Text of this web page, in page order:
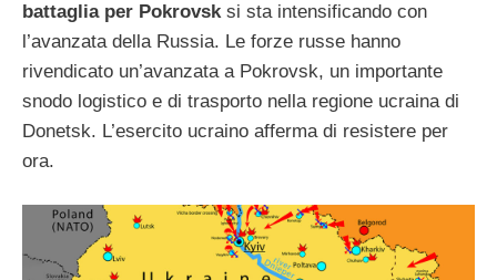
battaglia per Pokrovsksi sta intensificando con
l’avanzata della Russia. Le forze russe hanno
rivendicato un’avanzata a Pokrovsk, un importante
snodo logistico e di trasporto nella regione ucraina di
Donetsk. L’esercito ucraino afferma di resistere per
ora.